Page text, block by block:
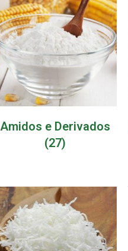
Amidos e Derivados
(27)